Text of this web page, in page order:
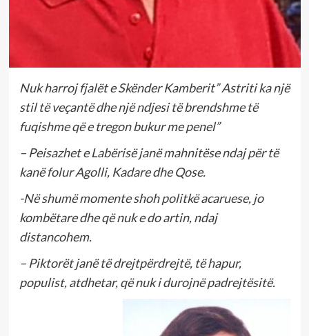
Nuk harroj fjalët e Skënder Kamberit” Astriti ka një
stil të veçantë dhe një ndjesi të brendshme të
fuqishme që e tregon bukur me penel”
– Peisazhet e Labërisë janë mahnitëse ndaj për të
kanë folur Agolli, Kadare dhe Qose.
-Në shumë momente shoh politkë acaruese, jo
kombëtare dhe që nuk e do artin, ndaj
distancohem.
– Piktorët janë të drejtpërdrejtë, të hapur,
populist, atdhetar, që nuk i durojnë padrejtësitë.